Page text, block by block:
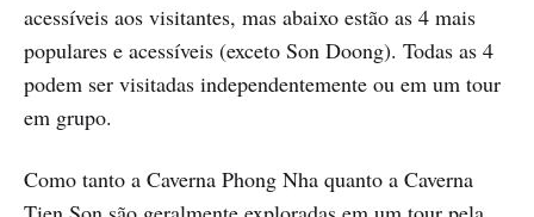
acessíveis aos visitantes, mas abaixo estão as 4 mais
populares e acessíveis (exceto Son Doong). Todas as 4
podem ser visitadas independentemente ou em um tour
em grupo.
Como tanto a Caverna Phong Nha quanto a Caverna